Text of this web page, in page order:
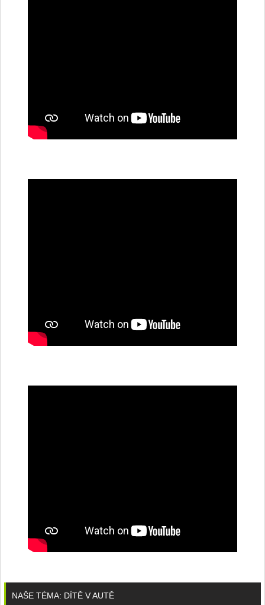
NAŠE TÉMA: DÍTĚ V AUTĚ